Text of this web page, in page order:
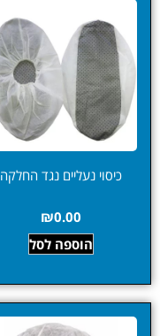
כיסוי נעליים נגד החלקה
₪0.00
הוספה לסל